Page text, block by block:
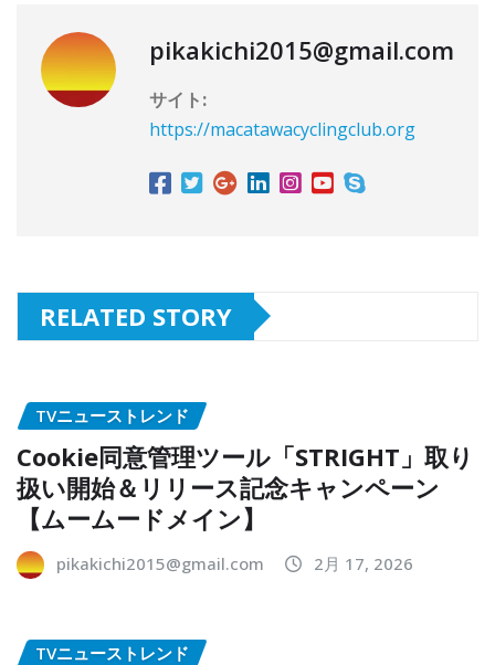
pikakichi2015@gmail.com
サイト:
https://macatawacyclingclub.org
RELATED STORY
TVニューストレンド
Cookie同意管理ツール「STRIGHT」取り
扱い開始＆リリース記念キャンペーン
【ムームードメイン】
pikakichi2015@gmail.com 2月 17, 2026
TVニューストレンド